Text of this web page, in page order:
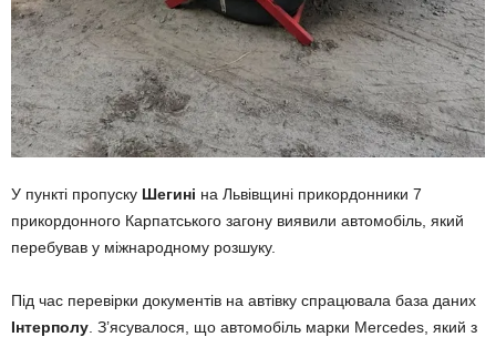
У пункті пропуску Шегині на Львівщині прикордонники 7
прикордонного Карпатського загону виявили автомобіль, який
перебував у міжнародному розшуку.
Під час перевірки документів на автівку спрацювала база даних
Інтерполу . З’ясувалося, що автомобіль марки Mercedes, який з